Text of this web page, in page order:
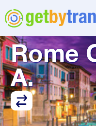
TRANSFERT DE
Rome
A.